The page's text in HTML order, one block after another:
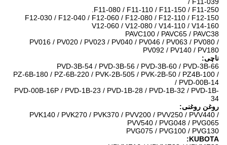
F11-080 / F11-110 / F11-150 / F11-250.
F12-030 / F12-040 / F12-060 / F12-080 / F12-110 / F12-150
V12-060 / V12-080 / V14-110 / V14-160
PAVC100 / PAVC65 / PAVC38
PV016 / PV020 / PV023 / PV040 / PV046 / PV063 / PV080 /
PV092 / PV140 / PV180
ناچی:
PVD-3B-54 / PVD-3B-56 / PVD-3B-60 / PVD-3B-66
PZ-6B-180 / PZ-6B-220 / PVK-2B-505 / PVK-2B-50 / PZ4B-100 /
PVD-00B-14 /
PVD-00B-16P / PVD-1B-23 / PVD-1B-28 / PVD-1B-32 / PVD-1B-
34
روغن روغنی:
PVK140 / PVK270 / PVK370 / PVV200 / PVV250 / PVV440 /
PVV540 / PVG048 / PVG065
PVG075 / PVG100 / PVG130
KUBOTA: